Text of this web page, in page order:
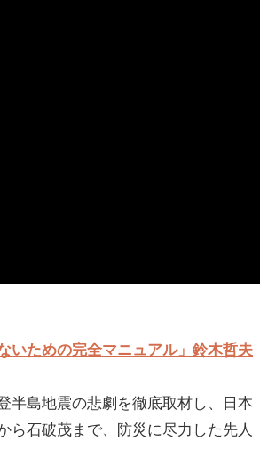
いための完全マニュアル」鈴木哲夫
半島地震の悲劇を徹底取材し、日本
ら石破茂まで、防災に尽力した先人